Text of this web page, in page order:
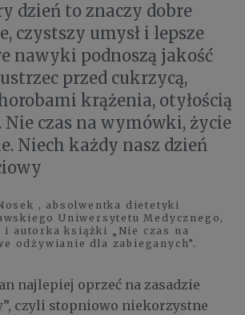
dzień to znaczy dobre
czystszy umysł i lepsze
nawyki podnoszą jakość
przed cukrzycą,
krążenia, otyłością
Nie czas na wymówki, życie
Niech każdy nasz dzień
, absolwentka dietetyki
Uniwersytetu Medycznego,
autorka książki „Nie czas na
odżywianie dla zabieganych”.
najlepiej oprzeć na zasadzie
czyli stopniowo niekorzystne